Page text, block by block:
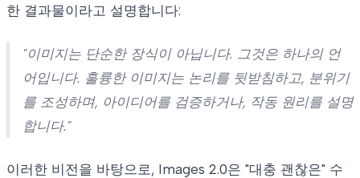
한 결과물이라고 설명합니다:
"이미지는 단순한 장식이 아닙니다. 그것은 하나의 언
어입니다. 훌륭한 이미지는 논리를 뒷받침하고, 분위기
를 조성하며, 아이디어를 검증하거나, 작동 원리를 설명
합니다."
이러한 비전을 바탕으로, Images 2.0은 "대충 괜찮은" 수